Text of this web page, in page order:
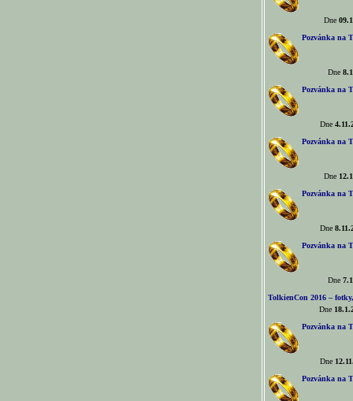
Dne
Pozvánka na
Dne
Pozvánka na
Dne
Pozvánka na
Dne
Pozvánka na
Dne
Pozvánka na
Dne
TolkienCon 2016 –
Dne
Pozvánka na
Dne
Pozvánka na